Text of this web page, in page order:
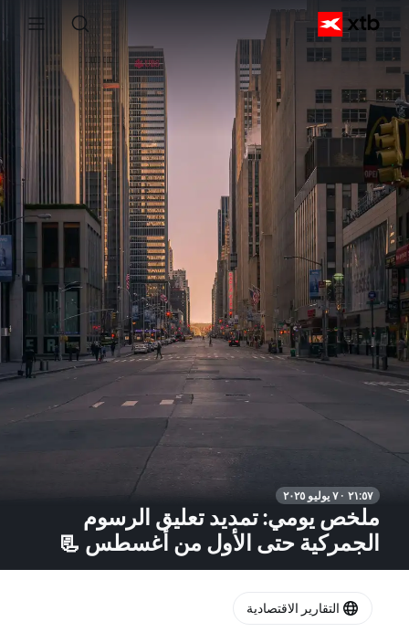
٢١:٥٧ · ٧ يوليو ٢٠٢٥
ملخص يومي: تمديد تعليق الرسوم
الجمركية حتى الأول من أغسطس 📃
التقارير الاقتصادية